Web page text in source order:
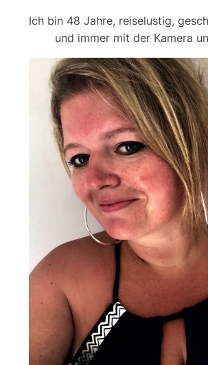
Ich bin 48 Jahre, reiselustig,
und immer mit der Kamera